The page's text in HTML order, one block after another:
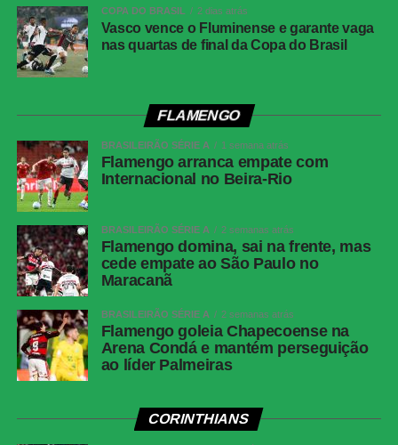
WhatsApp
Twitter
Messenger
LinkedIn
Share
COPA DO BRASIL 2 dias atrás
Vasco vence o Fluminense e garante vaga
nas quartas de final da Copa do Brasil
FLAMENGO
BRASILEIRÃO SÉRIE A 1 semana atrás
Flamengo arranca empate com
Internacional no Beira-Rio
BRASILEIRÃO SÉRIE A 2 semanas atrás
Flamengo domina, sai na frente, mas
cede empate ao São Paulo no
Maracanã
BRASILEIRÃO SÉRIE A 2 semanas atrás
Flamengo goleia Chapecoense na
Arena Condá e mantém perseguição
ao líder Palmeiras
CORINTHIANS